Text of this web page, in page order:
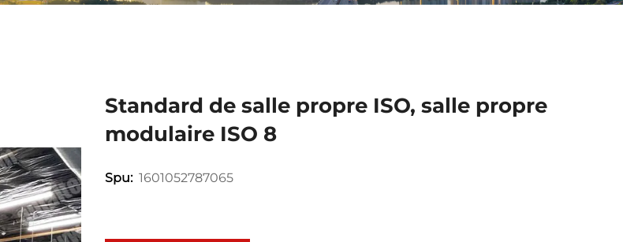
Standard de salle propre ISO, salle propre
modulaire ISO 8
Spu: 1601052787065